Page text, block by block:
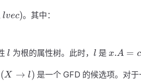
lvec)。其中：
l
l 为根的属性树。此时， l
l 是 x.A=c
x.A = c
(X → l) 是一个 GFD 的候选项。对